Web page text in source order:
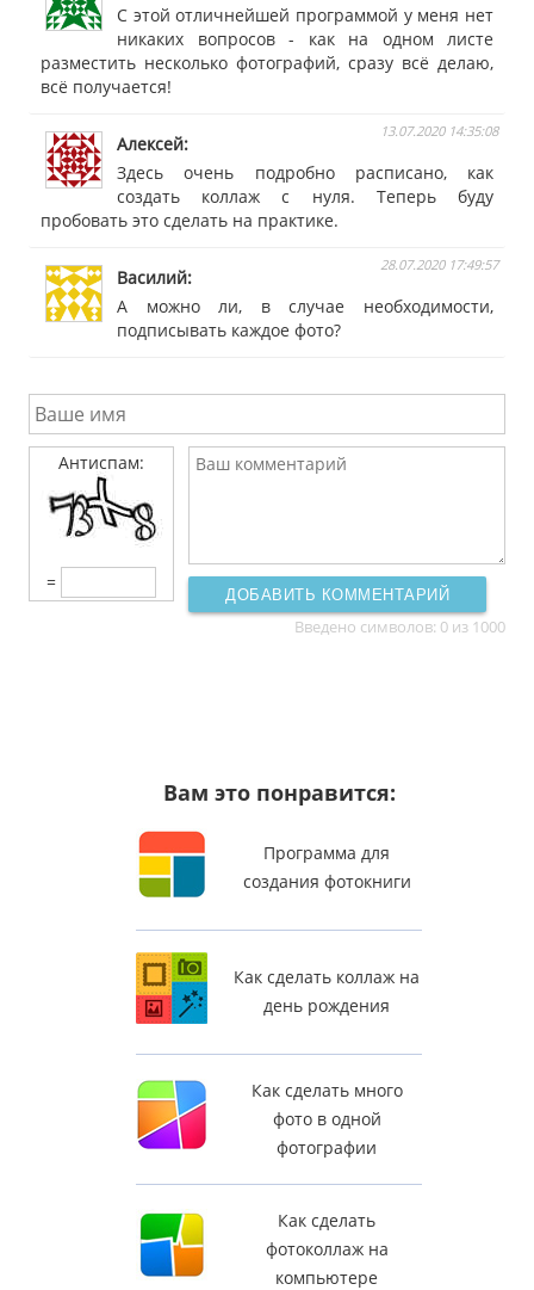
С этой отличнейшей программой у меня нет
никаких вопросов - как на одном листе
разместить несколько фотографий, сразу всё делаю,
всё получается!
Алексей
13.07.2020 14:35:08
Здесь очень подробно расписано, как
создать коллаж с нуля. Теперь буду
пробовать это сделать на практике.
Василий
28.07.2020 17:49:57
А можно ли, в случае необходимости,
подписывать каждое фото?
Антиспам:
=
ДОБАВИТЬ КОММЕНТАРИЙ
Введено символов: 0 из 1000
Вам это понравится:
Программа для
создания фотокниги
Как сделать коллаж на
день рождения
Как сделать много
фото в одной
фотографии
Как сделать
фотоколлаж на
компьютере